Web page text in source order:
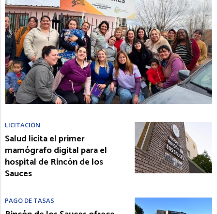
LICITACIÓN
Salud licita el primer
mamógrafo digital para el
hospital de Rincón de los
Sauces
PAGO DE TASAS